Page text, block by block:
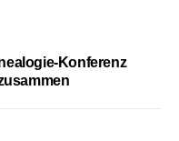
Konferenz